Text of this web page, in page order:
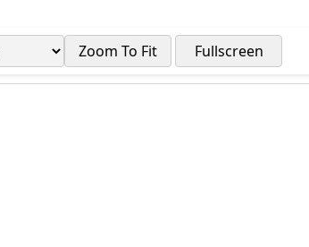
Zoom To Fit Fullscreen